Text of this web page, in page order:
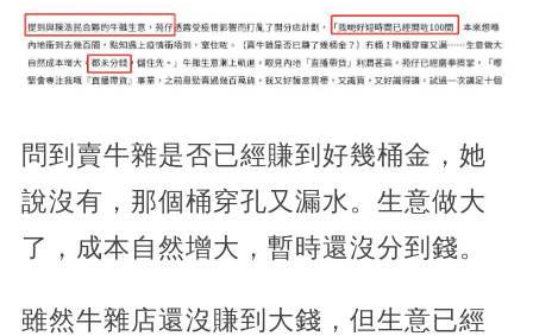
問到賣牛雜是否已經賺到好幾桶金，她
說沒有，那個桶穿孔又漏水。生意做大
了，成本自然增大，暫時還沒分到錢。
雖然牛雜店還沒賺到大錢，但生意已經